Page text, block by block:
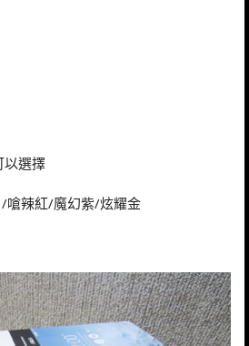
以選擇
嗆辣紅/魔幻紫/炫耀金